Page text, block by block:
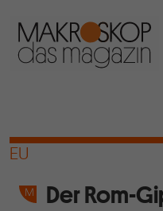
EU
Der Rom-